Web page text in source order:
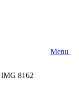
Menu
IMG 8162